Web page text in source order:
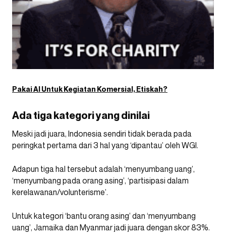
Pakai AI Untuk Kegiatan Komersial, Etiskah?
Ada tiga kategori yang dinilai
Meski jadi juara, Indonesia sendiri tidak berada pada
peringkat pertama dari 3 hal yang ‘dipantau’ oleh WGI.
Adapun tiga hal tersebut adalah ‘menyumbang uang’,
‘menyumbang pada orang asing’, ‘partisipasi dalam
kerelawanan/volunterisme’.
Untuk kategori ‘bantu orang asing’ dan ‘menyumbang
uang’, Jamaika dan Myanmar jadi juara dengan skor 83%.